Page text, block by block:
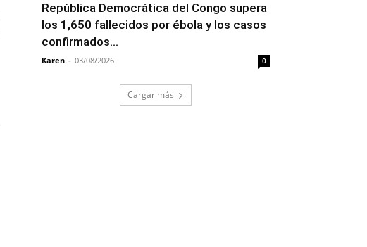
República Democrática del Congo supera
los 1,650 fallecidos por ébola y los casos
confirmados...
Karen - 03/08/2026 0
Cargar más